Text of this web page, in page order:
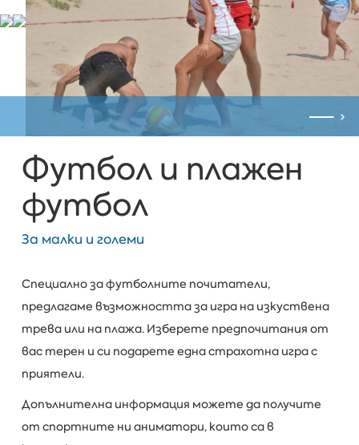
Футбол и плажен
футбол
За малки и големи
Специално за футболните почитатели,
предлагаме възможността за игра на изкуствена
трева или на плажа. Изберете предпочитания от
вас терен и си подарете една страхотна игра с
приятели.
Допълнителна информация можете да получите
от спортните ни аниматори, които са в